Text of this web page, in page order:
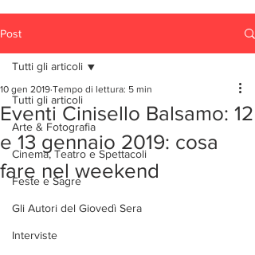
Post
Tutti gli articoli
Arte & Fotografia
Cinema, Teatro e Spettacoli
Feste e Sagre
Gli Autori del Giovedì Sera
Interviste
Tutti gli articoli
Eventi Cinisello Balsamo: 12
e 13 gennaio 2019: cosa
fare nel weekend
10 gen 2019 Tempo di lettura: 5 min